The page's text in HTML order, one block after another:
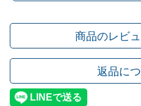
商品のレビ
返品に